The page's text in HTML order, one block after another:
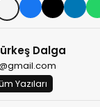
Dalga
Yazıları